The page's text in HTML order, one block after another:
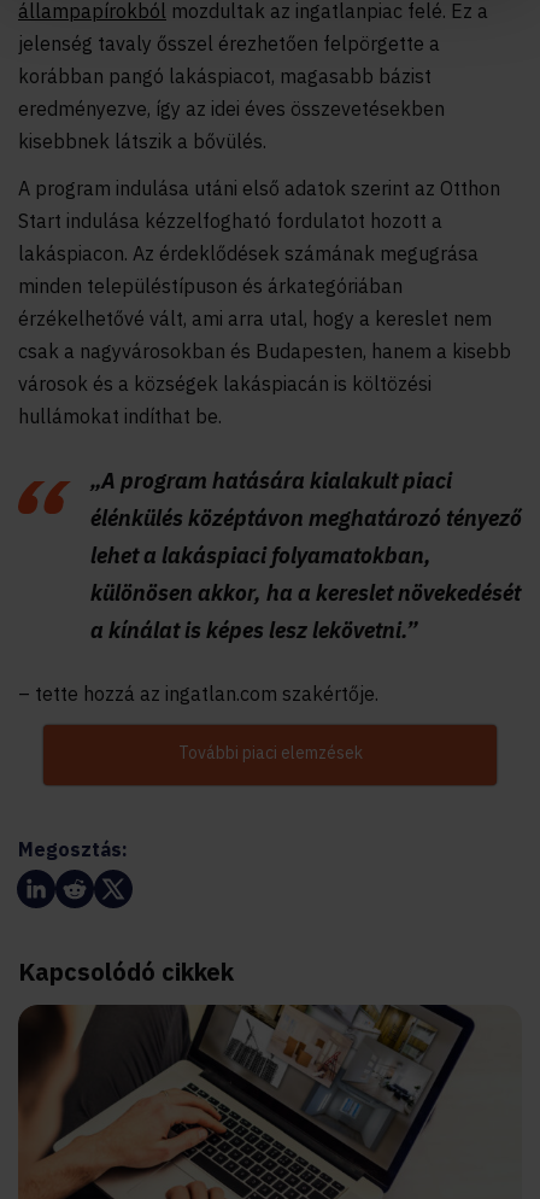
állampapírokból mozdultak az ingatlanpiac felé. Ez a
jelenség tavaly ősszel érezhetően felpörgette a
korábban pangó lakáspiacot, magasabb bázist
eredményezve, így az idei éves összevetésekben
kisebbnek látszik a bővülés.
A program indulása utáni első adatok szerint az Otthon
Start indulása kézzelfogható fordulatot hozott a
lakáspiacon. Az érdeklődések számának megugrása
minden településtípuson és árkategóriában
érzékelhetővé vált, ami arra utal, hogy a kereslet nem
csak a nagyvárosokban és Budapesten, hanem a kisebb
városok és a községek lakáspiacán is költözési
hullámokat indíthat be.
„A program hatására kialakult piaci
élénkülés középtávon meghatározó tényező
lehet a lakáspiaci folyamatokban,
különösen akkor, ha a kereslet növekedését
a kínálat is képes lesz lekövetni.”
– tette hozzá az ingatlan.com szakértője.
További piaci elemzések
Megosztás:
Kapcsolódó cikkek